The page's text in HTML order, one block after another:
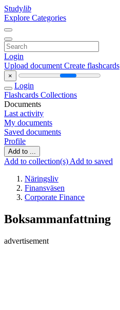
Studylib
Explore Categories
Login
Upload document Create flashcards
×
Login
Flashcards Collections
Documents
Last activity
My documents
Saved documents
Profile
Add to ...
Add to collection(s) Add to saved
Näringsliv
Finansväsen
Corporate Finance
Boksammanfattning
advertisement